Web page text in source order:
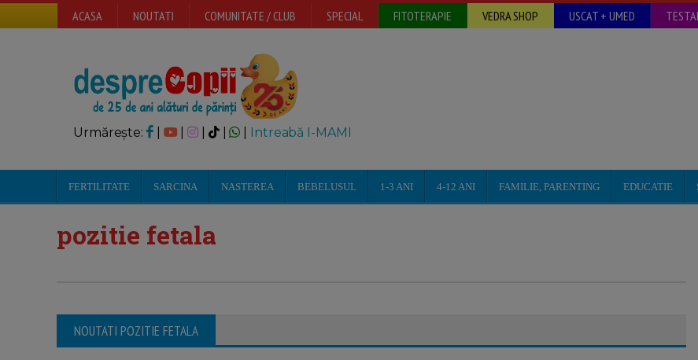
ACASA NOUTATI COMUNITATE / CLUB SPECIAL FITOTERAPIE VEDRA SHOP USCAT + UMED
Urmărește: | | Intreabă I-MAMI
FERTILITATE SARCINA NASTEREA BEBELUSUL 1-3 ANI 4-12 ANI FAMILIE, PARENTING EDUCATIE
pozitie fetala
NOUTATI POZITIE FETALA